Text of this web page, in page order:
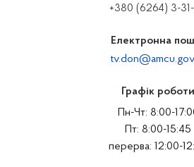
+380 (6264) 3-
Електронна
Графік роботи
Пн-Чт: 8:00-
Пт: 8:00-15:45
перерва: 12:00-